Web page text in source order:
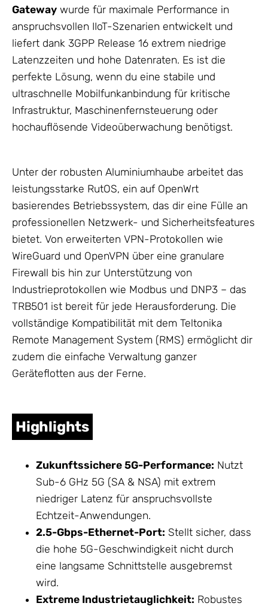
Gateway wurde für maximale Performance in
anspruchsvollen IIoT-Szenarien entwickelt und
liefert dank 3GPP Release 16 extrem niedrige
Latenzzeiten und hohe Datenraten. Es ist die
perfekte Lösung, wenn du eine stabile und
ultraschnelle Mobilfunkanbindung für kritische
Infrastruktur, Maschinenfernsteuerung oder
hochauflösende Videoüberwachung benötigst.
Unter der robusten Aluminiumhaube arbeitet das
leistungsstarke RutOS, ein auf OpenWrt
basierendes Betriebssystem, das dir eine Fülle an
professionellen Netzwerk- und Sicherheitsfeatures
bietet. Von erweiterten VPN-Protokollen wie
WireGuard und OpenVPN über eine granulare
Firewall bis hin zur Unterstützung von
Industrieprotokollen wie Modbus und DNP3 – das
TRB501 ist bereit für jede Herausforderung. Die
vollständige Kompatibilität mit dem Teltonika
Remote Management System (RMS) ermöglicht dir
zudem die einfache Verwaltung ganzer
Geräteflotten aus der Ferne.
Highlights
Zukunftssichere 5G-Performance: Nutzt
Sub-6 GHz 5G (SA & NSA) mit extrem
niedriger Latenz für anspruchsvollste
Echtzeit-Anwendungen.
2.5-Gbps-Ethernet-Port: Stellt sicher, dass
die hohe 5G-Geschwindigkeit nicht durch
eine langsame Schnittstelle ausgebremst
wird.
Extreme Industrietauglichkeit: Robustes